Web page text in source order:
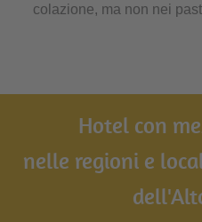
colazione, ma non nei
Hotel con
nelle regioni e